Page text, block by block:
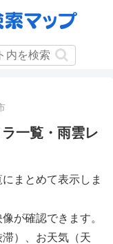
一覧・雨雲レ
まとめて表示しま
が確認できます。
）、お天気（天